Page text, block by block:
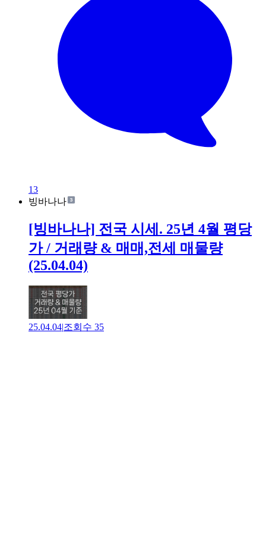
13
빙바나나
[빙바나나] 전국 시세. 25년 4월 평당
가 / 거래량 & 매매,전세 매물량
(25.04.04)
25.04.04|조회수 35